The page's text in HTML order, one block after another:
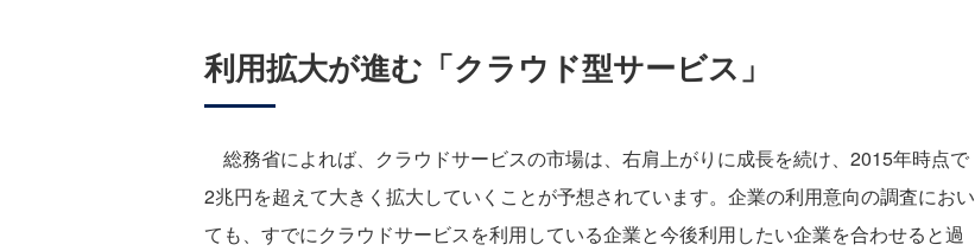
利用拡大が進む「クラウド型サービス」
総務省によれば、クラウドサービスの市場は、右肩上がりに成長を続け、2015年時点で
2兆円を超えて大きく拡大していくことが予想されています。企業の利用意向の調査におい
ても、すでにクラウドサービスを利用している企業と今後利用したい企業を合わせると過